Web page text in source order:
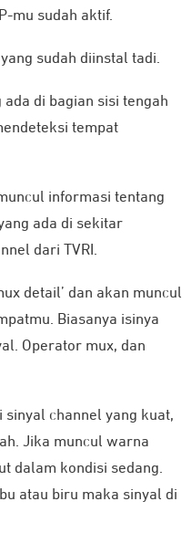
mu sudah aktif.
sudah diinstal tadi.
ada di bagian sisi tengah
tempat
informasi tentang
ada di sekitar
dari TVRI.
detail’ dan akan muncul
Biasanya isinya
Operator mux, dan
channel yang kuat,
Jika muncul warna
dalam kondisi sedang.
atau biru maka sinyal di